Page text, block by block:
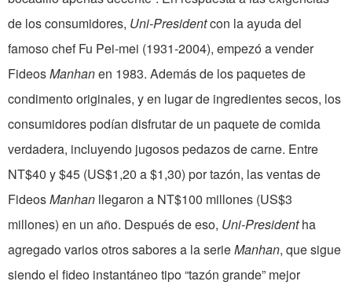
de los consumidores, Uni-Presidentcon la ayuda del
famoso chef Fu Pei-mei (1931-2004), empezó a vender
FideosManhanen 1983. Además de los paquetes de
condimento originales, y en lugar de ingredientes secos, los
consumidores podían disfrutar de un paquete de comida
verdadera, incluyendo jugosos pedazos de carne. Entre
NT$40 y $45 (US$1,20 a $1,30) por tazón, las ventas de
FideosManhan llegaron a NT$100 millones (US$3
millones) en un año. Después de eso, Uni-Presidentha
agregado varios otros sabores a la serieManhan, que sigue
siendo el fideo instantáneo tipo “tazón grande” mejor